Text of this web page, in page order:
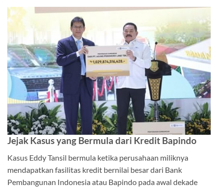
Jejak Kasus yang Bermula dari Kredit Bapindo
Kasus Eddy Tansil bermula ketika perusahaan miliknya
mendapatkan fasilitas kredit bernilai besar dari Bank
Pembangunan Indonesia atau Bapindo pada awal dekade